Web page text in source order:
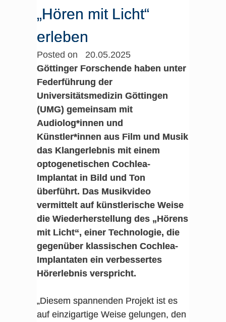
„Hören mit Licht“
erleben
Posted on 20.05.2025
Göttinger Forschende haben unter
Federführung der
Universitätsmedizin Göttingen
(UMG) gemeinsam mit
Audiolog*innen und
Künstler*innen aus Film und Musik
das Klangerlebnis mit einem
optogenetischen Cochlea-
Implantat in Bild und Ton
überführt. Das Musikvideo
vermittelt auf künstlerische Weise
die Wiederherstellung des „Hörens
mit Licht“, einer Technologie, die
gegenüber klassischen Cochlea-
Implantaten ein verbessertes
Hörerlebnis verspricht.
„Diesem spannenden Projekt ist es
auf einzigartige Weise gelungen, den